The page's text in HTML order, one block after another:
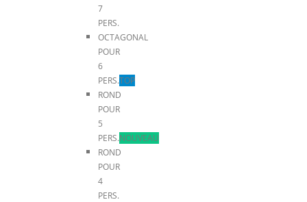
7
PERS.
OCTAGONAL
POUR
6
PERS.TOP
ROND
POUR
5
PERS.NOUVEAU
ROND
POUR
4
PERS.